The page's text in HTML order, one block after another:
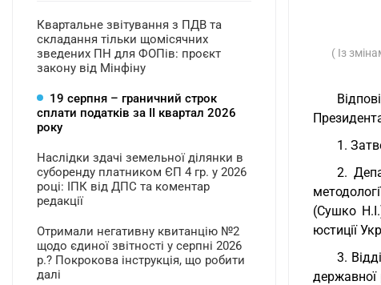
( Із
1.
2.
(Сушко
юстиції
3.
державної
Квартальне звітування з ПДВ та
складання тільки щомісячних
зведених ПН для ФОПів: проєкт
закону від Мінфіну
19 серпня – граничний строк
сплати податків за ІI квартал 2026
року
Наслідки здачі земельної ділянки в
суборенду платником ЄП 4 гр. у 2026
році: ІПК від ДПС та коментар
редакції
Отримали негативну квитанцію №2
щодо єдиної звітності у серпні 2026
р.? Покрокова інструкція, що робити
далі